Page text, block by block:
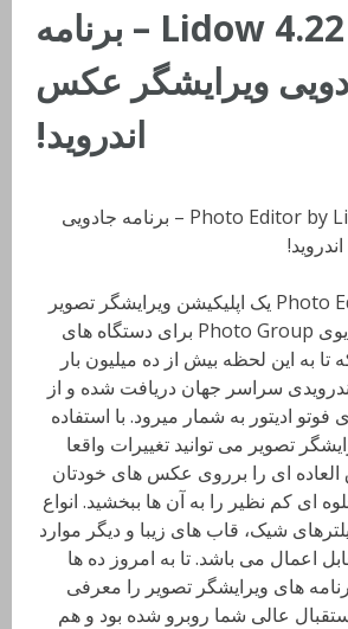
Lidow 4.22 – برنامه
ویرایشگر عکس
اندروید!
دانلود Photo Editor by Lidow 4.22 – برنامه جادویی
Photo Editor by Lidow یک اپلیکیشن ویرایشگر تصویر
جادویی از استودیوی Photo Group برای دستگاه های
به این لحظه بیش از ده میلیون بار
سراسر جهان دریافت شده و از
فوتو ادیتور به شمار میرود. با استفاده
تصویر می توانید تغییرات واقعا
ای را برروی عکس های خودتان
ای کم نظیر را به آن ها ببخشید. انواع
شیک، قاب های زیبا و دیگر موارد
اعمال می باشد. تا به امروز ده ها
های ویرایشگر تصویر را معرفی
عالی شما روبرو شده بود و هم